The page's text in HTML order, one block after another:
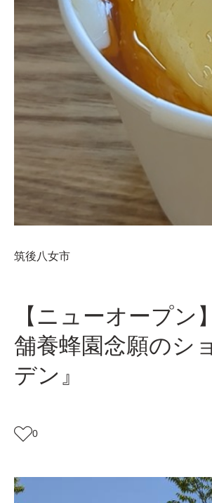
筑後八女市
【ニューオープ
舗養蜂園念願のシ
デン』
0